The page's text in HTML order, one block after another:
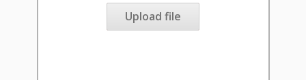
Upload file